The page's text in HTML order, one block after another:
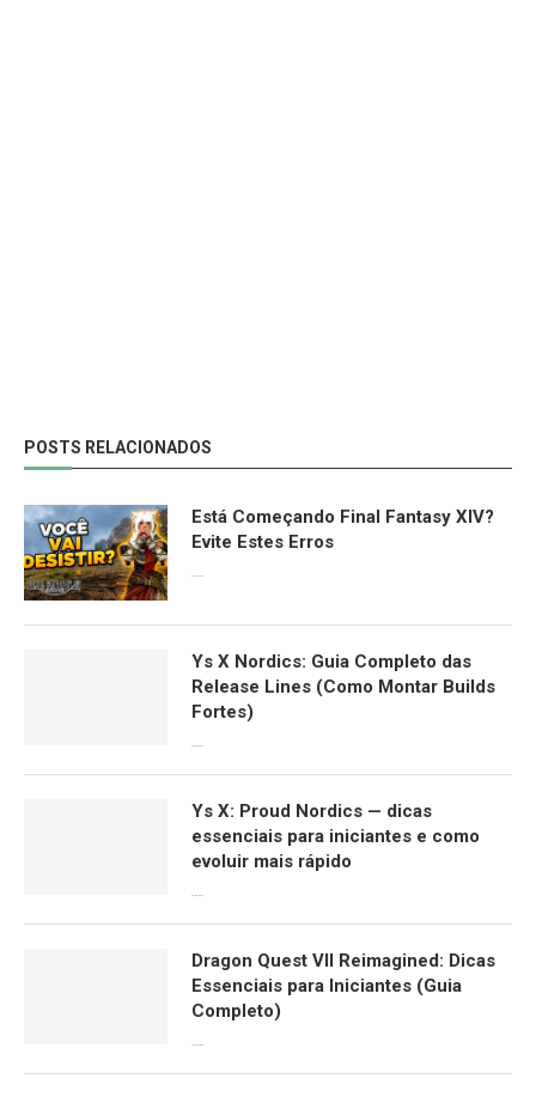
POSTS RELACIONADOS
Está Começando Final Fantasy XIV?
Evite Estes Erros
Ys X Nordics: Guia Completo das
Release Lines (Como Montar Builds
Fortes)
Ys X: Proud Nordics — dicas
essenciais para iniciantes e como
evoluir mais rápido
Dragon Quest VII Reimagined: Dicas
Essenciais para Iniciantes (Guia
Completo)